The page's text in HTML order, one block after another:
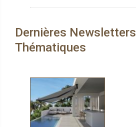
Dernières Newsletters
Thématiques